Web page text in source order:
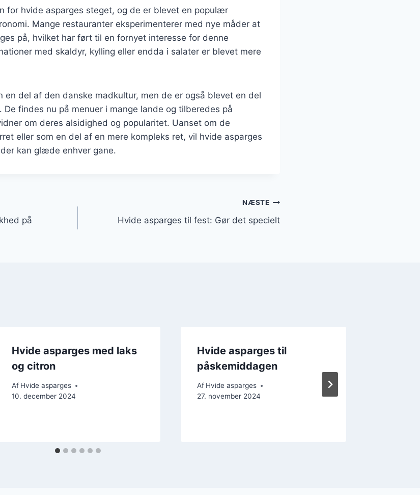
for hvide asparges steget, og de er blevet en populær
Mange restauranter eksperimenterer med nye måder at
på, hvilket har ført til en fornyet interesse for denne
med skaldyr, kylling eller endda i salater er blevet mere
en del af den danske madkultur, men de er også blevet en del
findes nu på menuer i mange lande og tilberedes på
om deres alsidighed og popularitet. Uanset om de
eller som en del af en mere kompleks ret, vil hvide asparges
kan glæde enhver gane.
på
NÆSTE
Hvide asparges til fest: Gør det specielt
Hvide asparges med laks
og citron
Af Hvide asparges
10. december 2024
Hvide asparges til
påskemiddagen
Af Hvide asparges
27. november 2024